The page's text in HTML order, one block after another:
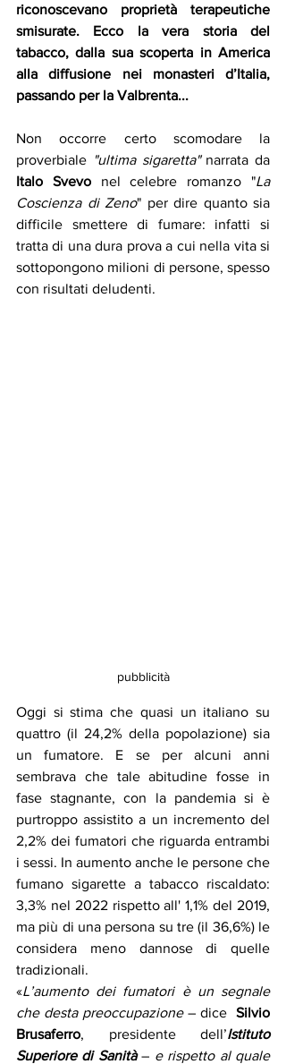
riconoscevano proprietà terapeutiche
smisurate. Ecco la vera storia del
tabacco, dalla sua scoperta in America
alla diffusione nei monasteri d’Italia,
passando per la Valbrenta...
Non occorre certo scomodare la
proverbiale "ultima sigaretta"
Italo Svevo nel celebre romanzo "La
Coscienza di Zeno" per dire quanto sia
difficile smettere di fumare: infatti si
tratta di una dura prova a cui nella vita si
sottopongono milioni di persone, spesso
con risultati deludenti.
pubblicità
Oggi si stima che quasi un italiano su
quattro (il 24,2% della popolazione) sia
un fumatore. E se per alcuni anni
sembrava che tale abitudine fosse in
fase stagnante, con la pandemia si è
purtroppo assistito a un incremento del
2,2% dei fumatori che riguarda entrambi
i sessi. In aumento anche le persone che
fumano sigarette a tabacco riscaldato:
3,3% nel 2022 rispetto all' 1,1% del 2019,
ma più di una persona su tre (il 36,6%) le
considera meno dannose di quelle
tradizionali.
«L’aumento dei fumatori è un segnale
che desta preoccupazione – dice Silvio
Brusaferro, presidente dell’Istituto
Superiore di Sanità – e rispetto al quale